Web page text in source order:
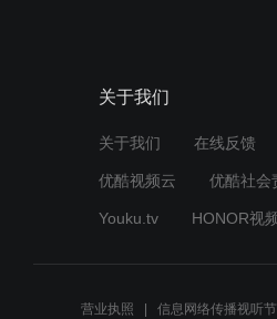
关于我们
关于我们 在线反馈
优酷视频云 优酷社会
Youku.tv HONOR视
营业执照 信息网络传播视听